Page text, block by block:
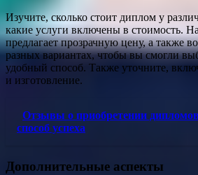
Изучите, сколько стоит диплом у
какие услуги включены в стоимость.
предлагает прозрачную цену, а также
разных вариантах, чтобы вы смогли
удобный способ. Также уточните,
и изготовление.
Отзывы о приобретении
способ успеха
Дополнительные аспекты